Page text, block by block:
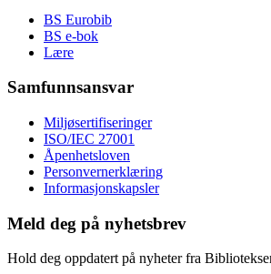
BS Eurobib
BS e-bok
Lære
Samfunnsansvar
Miljøsertifiseringer
ISO/IEC 27001
Åpenhetsloven
Personvernerklæring
Informasjonskapsler
Meld deg på nyhetsbrev
Hold deg oppdatert på nyheter fra